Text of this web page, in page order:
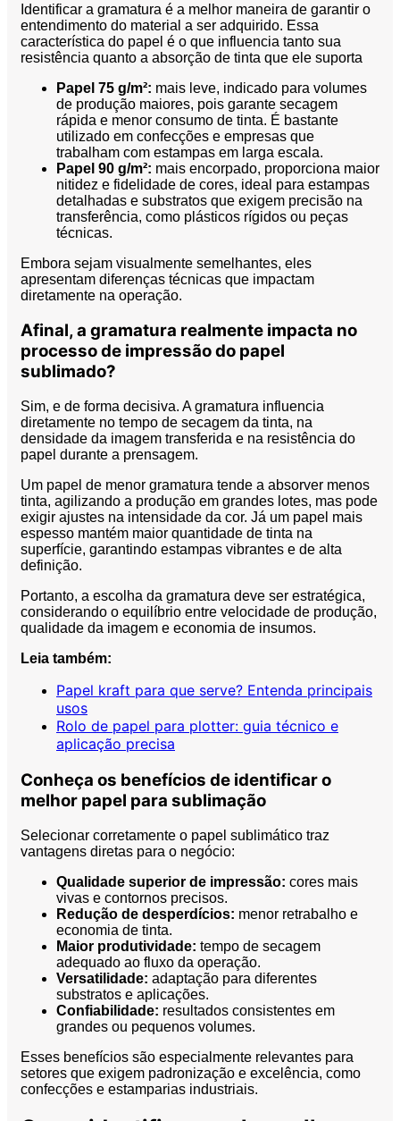
Identificar a gramatura é a melhor maneira de garantir o
entendimento do material a ser adquirido. Essa
característica do papel é o que influencia tanto sua
resistência quanto a absorção de tinta que ele suporta
Papel 75 g/m²: mais leve, indicado para volumes
de produção maiores, pois garante secagem
rápida e menor consumo de tinta. É bastante
utilizado em confecções e empresas que
trabalham com estampas em larga escala.
Papel 90 g/m²: mais encorpado, proporciona maior
nitidez e fidelidade de cores, ideal para estampas
detalhadas e substratos que exigem precisão na
transferência, como plásticos rígidos ou peças
técnicas.
Embora sejam visualmente semelhantes, eles
apresentam diferenças técnicas que impactam
diretamente na operação.
Afinal, a gramatura realmente impacta no
processo de impressão do papel
sublimado?
Sim, e de forma decisiva. A gramatura influencia
diretamente no tempo de secagem da tinta, na
densidade da imagem transferida e na resistência do
papel durante a prensagem.
Um papel de menor gramatura tende a absorver menos
tinta, agilizando a produção em grandes lotes, mas pode
exigir ajustes na intensidade da cor. Já um papel mais
espesso mantém maior quantidade de tinta na
superfície, garantindo estampas vibrantes e de alta
definição.
Portanto, a escolha da gramatura deve ser estratégica,
considerando o equilíbrio entre velocidade de produção,
qualidade da imagem e economia de insumos.
Leia também:
Papel kraft para que serve? Entenda principais
usos
Rolo de papel para plotter: guia técnico e
aplicação precisa
Conheça os benefícios de identificar o
melhor papel para sublimação
Selecionar corretamente o papel sublimático traz
vantagens diretas para o negócio:
Qualidade superior de impressão: cores mais
vivas e contornos precisos.
Redução de desperdícios: menor retrabalho e
economia de tinta.
Maior produtividade: tempo de secagem
adequado ao fluxo da operação.
Versatilidade: adaptação para diferentes
substratos e aplicações.
Confiabilidade: resultados consistentes em
grandes ou pequenos volumes.
Esses benefícios são especialmente relevantes para
setores que exigem padronização e excelência, como
confecções e estamparias industriais.